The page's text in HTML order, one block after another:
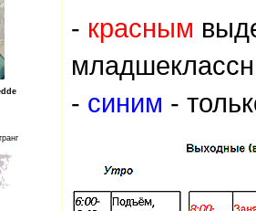
- красным
- синим -